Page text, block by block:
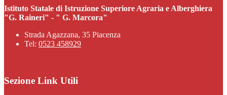
Istituto Statale di Istruzione Superiore Agraria e Alberghiera
"G. Raineri" - " G. Marcora"
Strada Agazzana, 35 Piacenza
Tel: 0523 458929
Sezione Link Utili